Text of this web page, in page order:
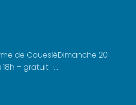
de CouesléDimanche 20
– gratuit ·...